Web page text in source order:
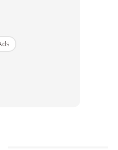
ini dia menyangka
Terdapat salah faham